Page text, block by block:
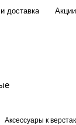
доставка Акции
Аксессуары к